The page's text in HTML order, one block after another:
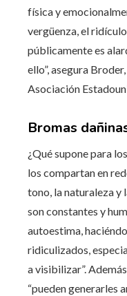
física y
vergüenza, el
públicamente es
ello”, asegura
Asociación
Bromas
¿Qué supone para
los compartan en
tono, la naturaleza y
son constantes y
autoestima,
ridiculizados,
a visibilizar”.
“pueden generarles